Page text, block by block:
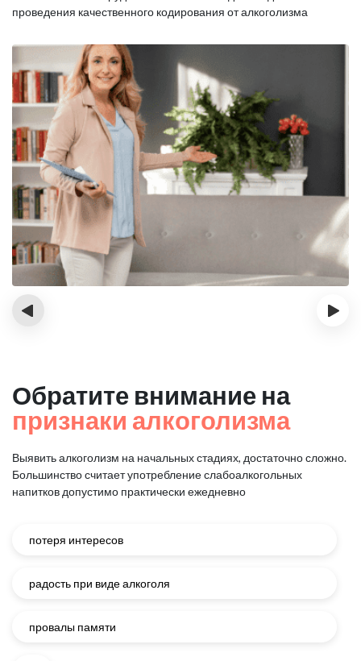
проведения качественного кодирования от алкоголизма
‹ ›
Обратите внимание на
признаки алкоголизма
Выявить алкоголизм на начальных стадиях, достаточно сложно.
Большинство считает употребление слабоалкогольных
напитков допустимо практически ежедневно
потеря интересов
радость при виде алкоголя
провалы памяти